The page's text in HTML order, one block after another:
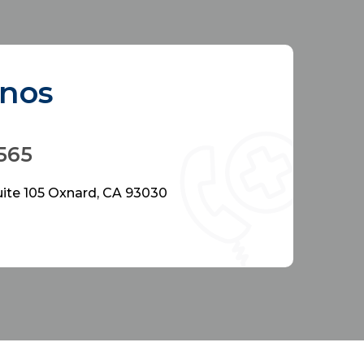
105 Oxnard, CA 93030